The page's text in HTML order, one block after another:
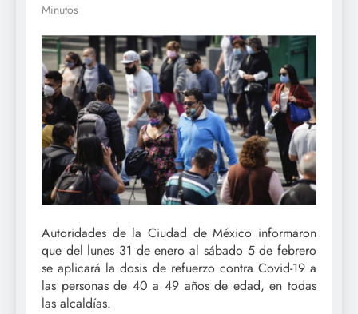
Minutos
Autoridades de la Ciudad de México informaron
que del lunes 31 de enero al sábado 5 de febrero
se aplicará la dosis de refuerzo contra Covid-19 a
las personas de 40 a 49 años de edad, en todas
las alcaldías.